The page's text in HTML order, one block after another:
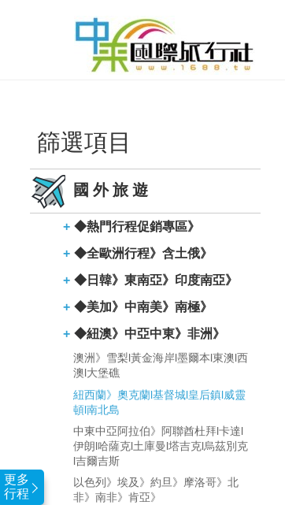
更多
行程
篩選項目
國外旅遊
◆熱門行程促銷專區》
◆全歐洲行程》含土俄》
◆日韓》東南亞》印度南亞》
◆美加》中南美》南極》
◆紐澳》中亞中東》非洲》
澳洲》雪梨l黃金海岸l墨爾本l東澳l西
澳l大堡礁
紐西蘭》奧克蘭l基督城l皇后鎮l威靈
頓l南北島
中東中亞阿拉伯》阿聯酋杜拜l卡達l
伊朗l哈薩克l土庫曼l塔吉克l烏茲別克
l吉爾吉斯
以色列》埃及》約旦》摩洛哥》北
非》南非》肯亞》